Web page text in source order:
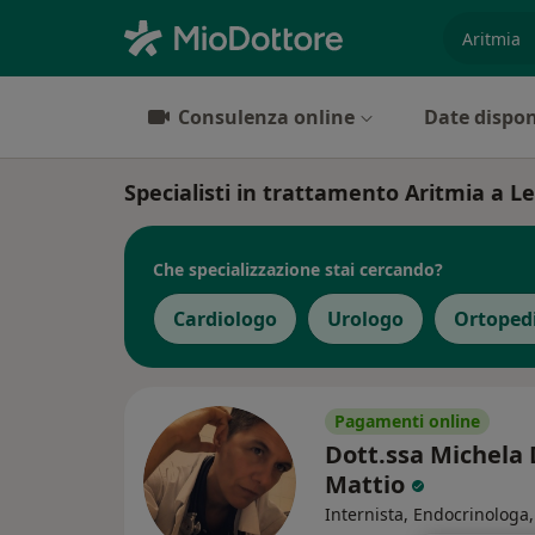
Consulenza online Date
Specialisti in trattamento Aritmia a
Che specializzazione stai cercando?
Cardiologo Urologo
Pagamenti online
Dott.ssa Michela
Mattio
Internista, Endocrinologa,